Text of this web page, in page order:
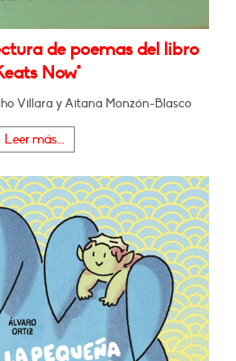
de poemas del libro
Now"
Villara y Aitana Monzón-Blasco
Leer más...